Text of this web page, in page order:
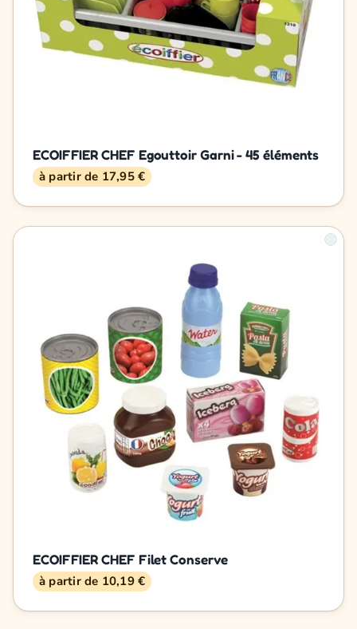
ECOIFFIER CHEF Egouttoir Garni - 45 éléments
à partir de 17,95 €
ECOIFFIER CHEF Filet Conserve
à partir de 10,19 €